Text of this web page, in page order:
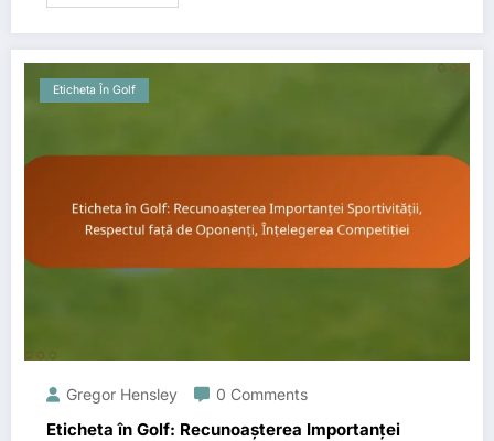
Eticheta În Golf
Gregor Hensley 0 Comments
Eticheta în Golf: Recunoașterea Importanței